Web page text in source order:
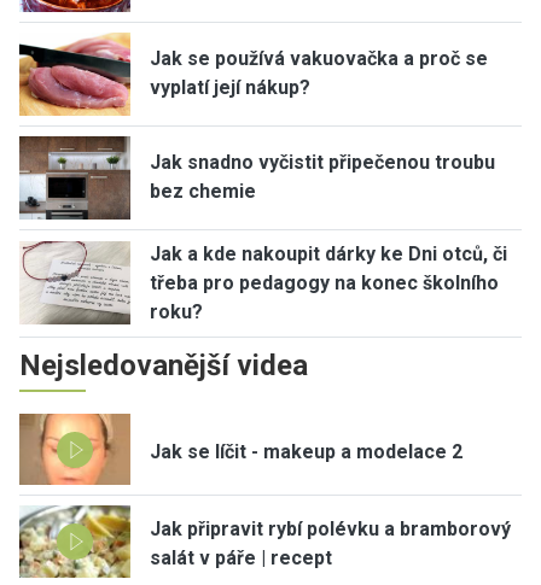
Jak se používá vakuovačka a proč se
vyplatí její nákup?
Jak snadno vyčistit připečenou troubu
bez chemie
Jak a kde nakoupit dárky ke Dni otců, či
třeba pro pedagogy na konec školního
roku?
Nejsledovanější videa
Jak se líčit - makeup a modelace 2
Jak připravit rybí polévku a bramborový
salát v páře | recept